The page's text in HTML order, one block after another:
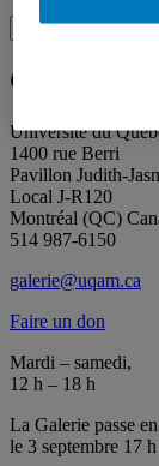
Search
for:
Galerie de
Université du
1400 rue Berri
Pavillon Judith-
Local J-R120
Montréal (QC)
514 987-6150
galerie@uqam.ca
Faire un don
Mardi – samedi,
12 h – 18 h
La Galerie passe
le 3 septembre 17